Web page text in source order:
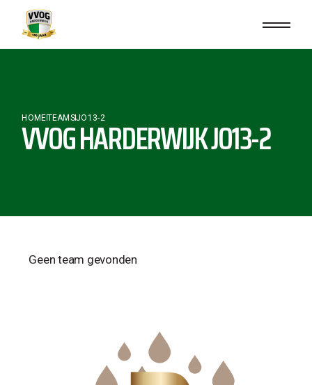
HOMETEAMSJO13-2
VVOG HARDERWIJK JO13-2
Geen team gevonden